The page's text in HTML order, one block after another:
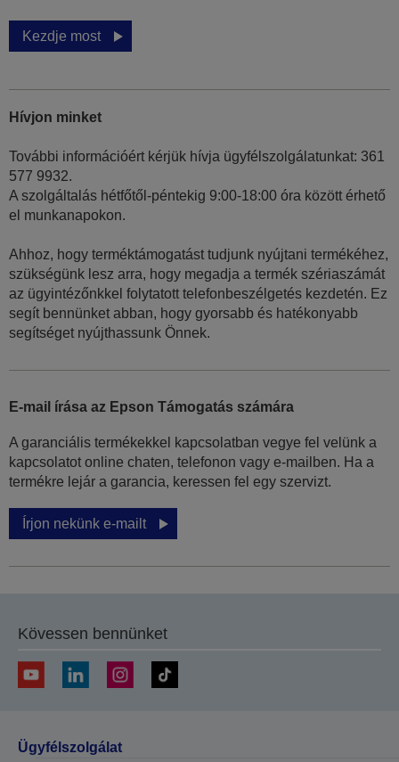
Kezdje most
Hívjon minket
További információért kérjük hívja ügyfélszolgálatunkat: 361
577 9932.
A szolgáltalás hétfőtől-péntekig 9:00-18:00 óra között érhető
el munkanapokon.
Ahhoz, hogy terméktámogatást tudjunk nyújtani termékéhez,
szükségünk lesz arra, hogy megadja a termék szériaszámát
az ügyintézőnkkel folytatott telefonbeszélgetés kezdetén. Ez
segít bennünket abban, hogy gyorsabb és hatékonyabb
segítséget nyújthassunk Önnek.
E-mail írása az Epson Támogatás számára
A garanciális termékekkel kapcsolatban vegye fel velünk a
kapcsolatot online chaten, telefonon vagy e-mailben. Ha a
termékre lejár a garancia, keressen fel egy szervizt.
Írjon nekünk e-mailt
Kövessen bennünket
Ügyfélszolgálat